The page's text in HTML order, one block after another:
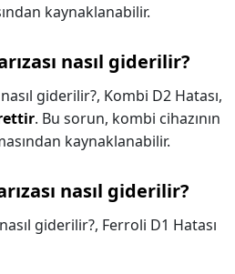
kaynaklanabilir.
nasıl giderilir?
giderilir?, Kombi D2 Hatası,
. Bu sorun, kombi cihazının
kaynaklanabilir.
nasıl giderilir?
giderilir?, Ferroli D1 Hatası